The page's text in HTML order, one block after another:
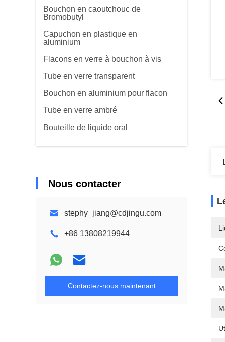
Bouchon en caoutchouc de
Bromobutyl
Capuchon en plastique en
aluminium
Flacons en verre à bouchon à vis
Tube en verre transparent
Bouchon en aluminium pour flacon
Tube en verre ambré
Bouteille de liquide oral
Nous contacter
stephy_jiang@cdjingu.com
+86 13808219944
Contactez-nous maintenant